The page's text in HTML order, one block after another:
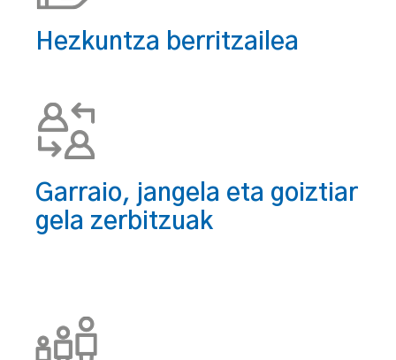
Hezkuntza berritzailea
Garraio, jangela eta goiztiar
gela zerbitzuak